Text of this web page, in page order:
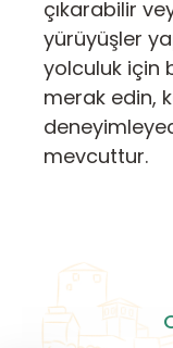
çıkarabilir
yürüyüşler
yolculuk için
merak edin,
mevcuttur.